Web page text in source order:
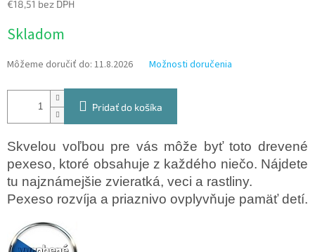
€18,51 bez DPH
cena:
Skladom
Môžeme doručiť do: 11.8.2026 Možnosti doručenia
Pridať do košíka
Skvelou voľbou pre vás môže byť toto drevené
pexeso, ktoré obsahuje z každého niečo. Nájdete
tu najznámejšie zvieratká, veci a rastliny.
Pexeso rozvíja a priaznivo ovplyvňuje pamäť detí.